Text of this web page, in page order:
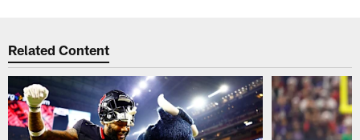
Related Content